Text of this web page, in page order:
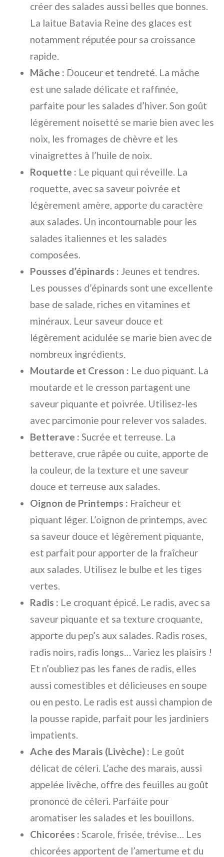
créer des salades aussi belles que bonnes.
La laitue Batavia Reine des glaces est
notamment réputée pour sa croissance
rapide.
Mâche : Douceur et tendreté. La mâche
est une salade délicate et raffinée,
parfaite pour les salades d’hiver. Son goût
légèrement noisetté se marie bien avec les
noix, les fromages de chèvre et les
vinaigrettes à l’huile de noix.
Roquette : Le piquant qui réveille. La
roquette, avec sa saveur poivrée et
légèrement amère, apporte du caractère
aux salades. Un incontournable pour les
salades italiennes et les salades
composées.
Pousses d’épinards : Jeunes et tendres.
Les pousses d’épinards sont une excellente
base de salade, riches en vitamines et
minéraux. Leur saveur douce et
légèrement acidulée se marie bien avec de
nombreux ingrédients.
Moutarde et Cresson : Le duo piquant. La
moutarde et le cresson partagent une
saveur piquante et poivrée. Utilisez-les
avec parcimonie pour relever vos salades.
Betterave : Sucrée et terreuse. La
betterave, crue râpée ou cuite, apporte de
la couleur, de la texture et une saveur
douce et terreuse aux salades.
Oignon de Printemps : Fraîcheur et
piquant léger. L’oignon de printemps, avec
sa saveur douce et légèrement piquante,
est parfait pour apporter de la fraîcheur
aux salades. Utilisez le bulbe et les tiges
vertes.
Radis : Le croquant épicé. Le radis, avec sa
saveur piquante et sa texture croquante,
apporte du pep’s aux salades. Radis roses,
radis noirs, radis longs… Variez les plaisirs !
Et n’oubliez pas les fanes de radis, elles
aussi comestibles et délicieuses en soupe
ou en pesto. Le radis est aussi champion de
la pousse rapide, parfait pour les jardiniers
impatients.
Ache des Marais (Livèche) : Le goût
délicat de céleri. L’ache des marais, aussi
appelée livèche, offre des feuilles au goût
prononcé de céleri. Parfaite pour
aromatiser les salades et les bouillons.
Chicorées : Scarole, frisée, trévise… Les
chicorées apportent de l’amertume et du